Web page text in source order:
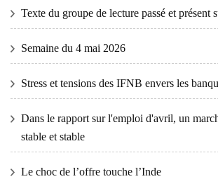
Texte du groupe de lecture passé et présent
Semaine du 4 mai 2026
Stress et tensions des IFNB envers les
Dans le rapport sur l'emploi d'avril, un
stable et stable
Le choc de l’offre touche l’Inde